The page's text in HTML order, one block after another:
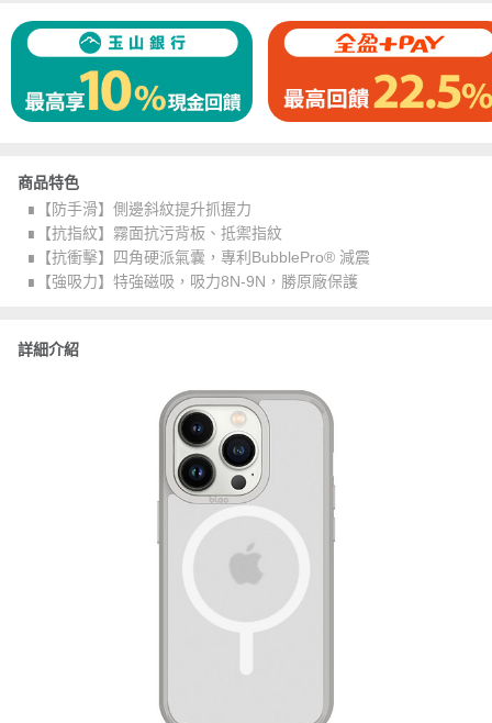
商品特色
∎【防手滑】側邊斜紋提升抓握力
∎【抗指紋】霧面抗污背板、抵禦指紋
∎【抗衝擊】四角硬派氣囊，專利BubblePro® 減震
∎【強吸力】特強磁吸，吸力8N-9N，勝原廠保護
詳細介紹